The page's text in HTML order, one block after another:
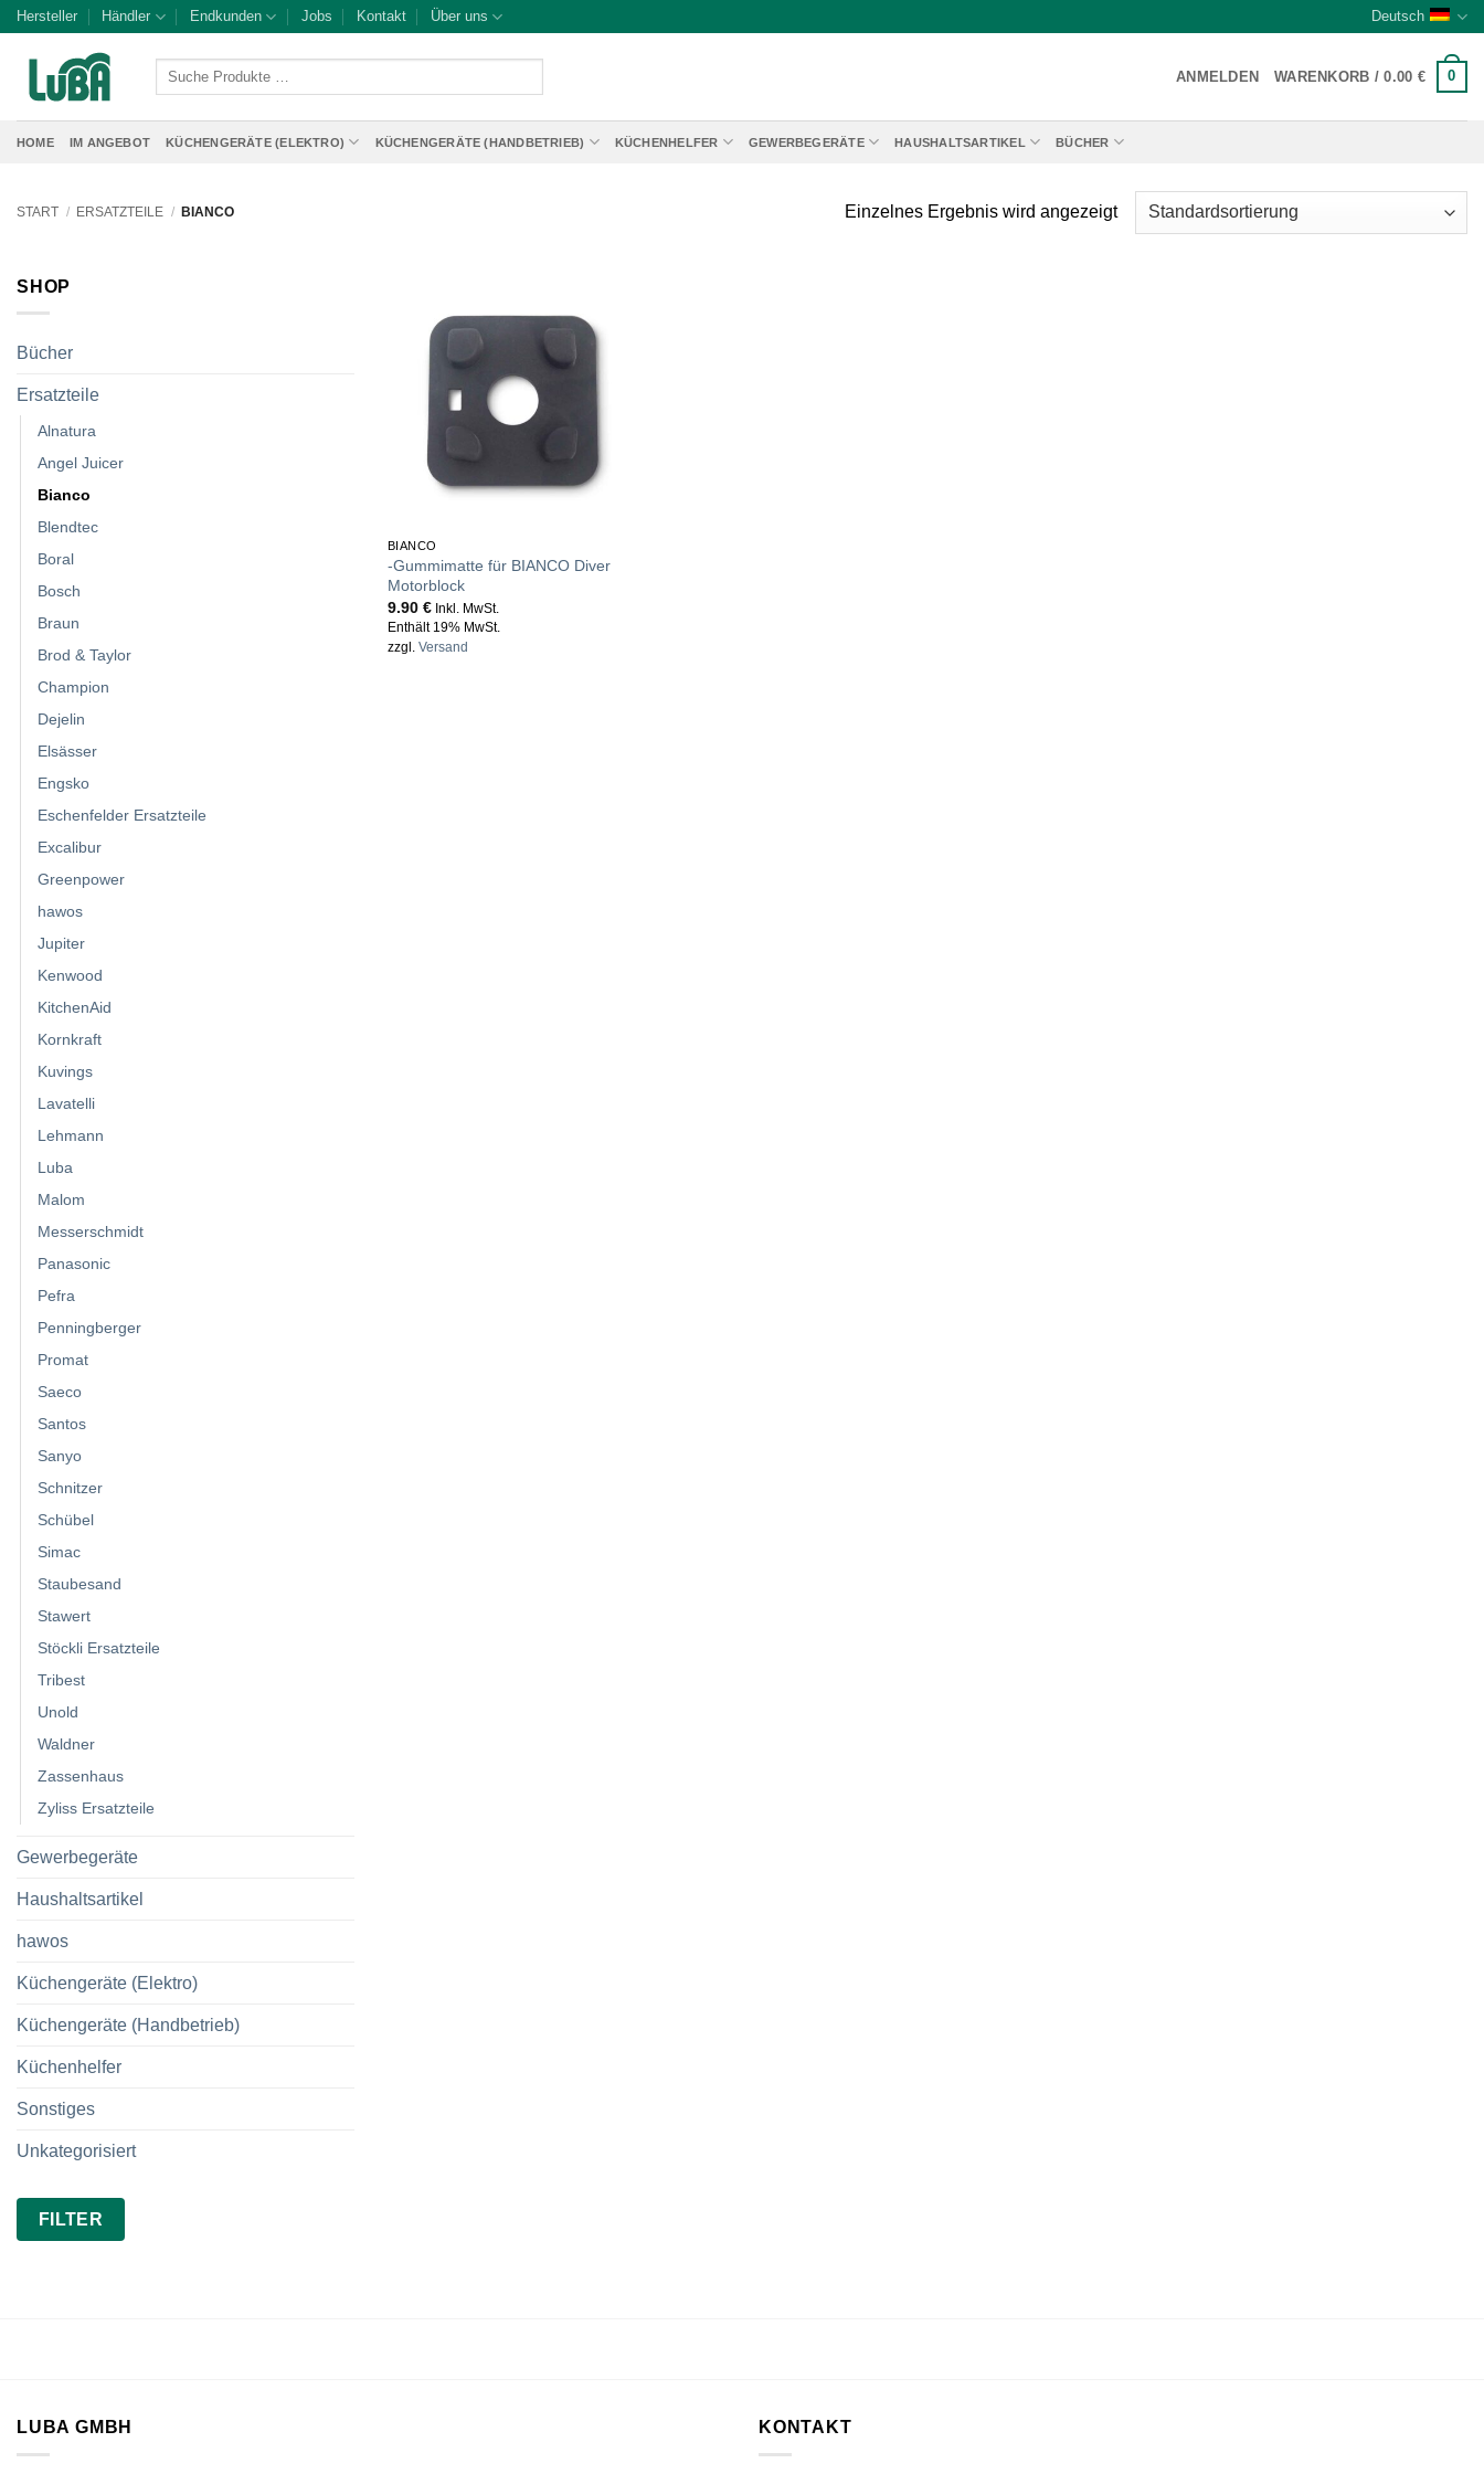
Zum
springen
Hersteller Händler Endkunden Jobs Kontakt Über uns Deutsch
Suche
ANMELDEN WARENKORB /0.00 € 0
HOME IM ANGEBOT KÜCHENGERÄTE (ELEKTRO) KÜCHENGERÄTE (HANDBETRIEB) KÜCHENHELFER GEWERBEGERÄTE HAUSHALTSARTIKEL BÜCHER
START / ERSATZTEILE / BIANCO Einzelnes Ergebnis wird angezeigt
SHOP
Bücher
Ersatzteile
Alnatura
Angel Juicer
Bianco
Blendtec
Boral
Bosch
Braun
Brod & Taylor
Champion
Dejelin
Elsässer
Engsko
Eschenfelder Ersatzteile
Excalibur
Greenpower
hawos
Jupiter
Kenwood
KitchenAid
Kornkraft
Kuvings
Lavatelli
Lehmann
Luba
Malom
Messerschmidt
Panasonic
Pefra
Penningberger
Promat
Saeco
Santos
Sanyo
Schnitzer
Schübel
Simac
Staubesand
Stawert
Stöckli Ersatzteile
Tribest
Unold
Waldner
Zassenhaus
Zyliss Ersatzteile
Gewerbegeräte
Haushaltsartikel
hawos
Küchengeräte (Elektro)
Küchengeräte (Handbetrieb)
Küchenhelfer
Sonstiges
Unkategorisiert
Min.
Preis
Max.
Preis
FILTER
BIANCO
-Gummimatte für BIANCO Diver
Motorblock
9.90 €Inkl. MwSt.
Enthält 19% MwSt.
zzgl. Versand
LUBA GMBH KONTAKT